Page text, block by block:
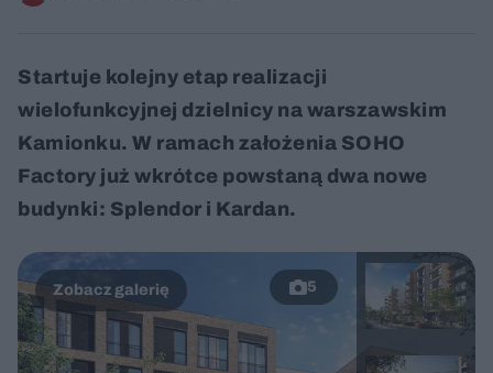
Startuje kolejny etap realizacji
wielofunkcyjnej dzielnicy na warszawskim
Kamionku. W ramach założenia SOHO
Factory już wkrótce powstaną dwa nowe
budynki: Splendor i Kardan.
5